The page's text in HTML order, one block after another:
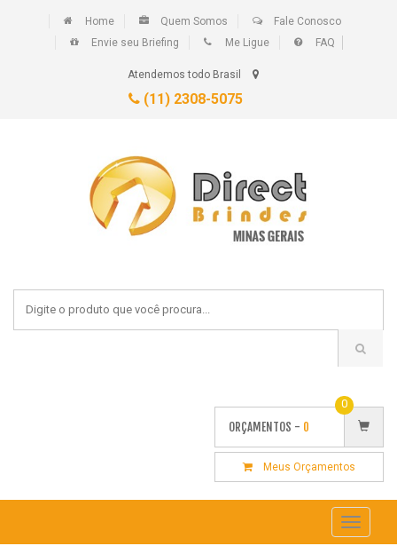
Home Quem Somos
Fale Conosco
Envie seu Briefing
Me Ligue FAQ
Atendemos todo Brasil
(11) 2308-5075
ORÇAMENTOS - 0
0
Meus Orçamentos
Toggle